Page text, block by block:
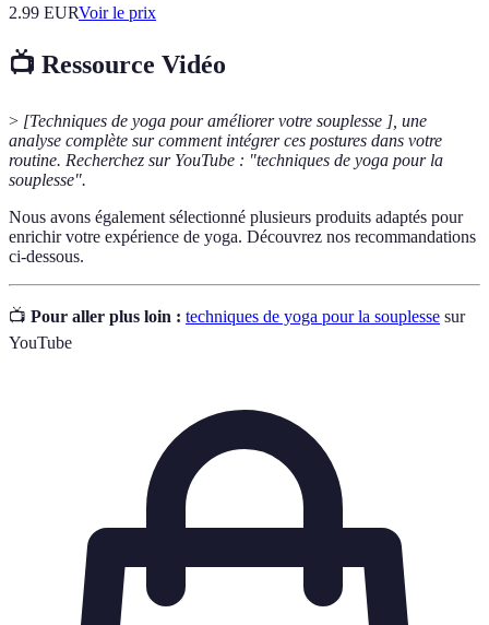
2.99 EURVoir le prix
📺 Ressource Vidéo
> [Techniques de yoga pour améliorer votre souplesse ], une
analyse complète sur comment intégrer ces postures dans votre
routine. Recherchez sur YouTube : "techniques de yoga pour la
souplesse".
Nous avons également sélectionné plusieurs produits adaptés pour
enrichir votre expérience de yoga. Découvrez nos recommandations
ci-dessous.
📺 Pour aller plus loin : techniques de yoga pour la souplesse sur
YouTube